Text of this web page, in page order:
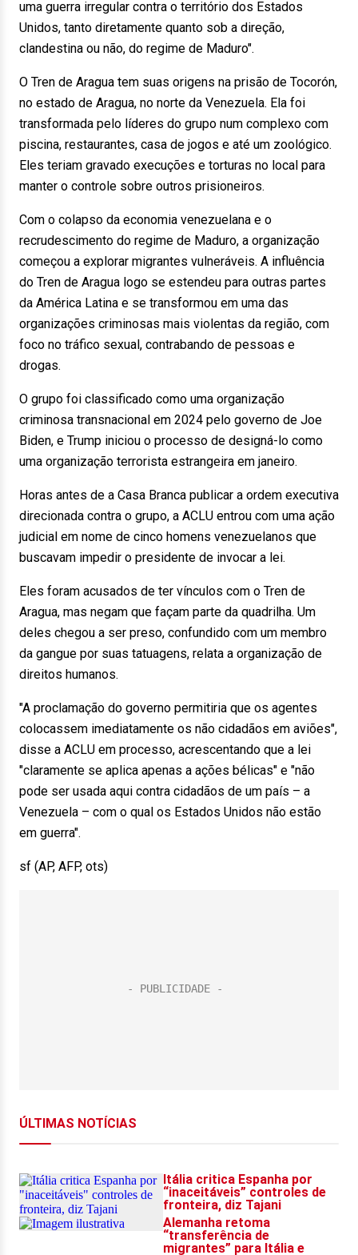
uma guerra irregular contra o território dos Estados
Unidos, tanto diretamente quanto sob a direção,
clandestina ou não, do regime de Maduro".
O Tren de Aragua tem suas origens na prisão de Tocorón,
no estado de Aragua, no norte da Venezuela. Ela foi
transformada pelo líderes do grupo num complexo com
piscina, restaurantes, casa de jogos e até um zoológico.
Eles teriam gravado execuções e torturas no local para
manter o controle sobre outros prisioneiros.
Com o colapso da economia venezuelana e o
recrudescimento do regime de Maduro, a organização
começou a explorar migrantes vulneráveis. A influência
do Tren de Aragua logo se estendeu para outras partes
da América Latina e se transformou em uma das
organizações criminosas mais violentas da região, com
foco no tráfico sexual, contrabando de pessoas e
drogas.
O grupo foi classificado como uma organização
criminosa transnacional em 2024 pelo governo de Joe
Biden, e Trump iniciou o processo de designá-lo como
uma organização terrorista estrangeira em janeiro.
Horas antes de a Casa Branca publicar a ordem executiva
direcionada contra o grupo, a ACLU entrou com uma ação
judicial em nome de cinco homens venezuelanos que
buscavam impedir o presidente de invocar a lei.
Eles foram acusados de ter vínculos com o Tren de
Aragua, mas negam que façam parte da quadrilha. Um
deles chegou a ser preso, confundido com um membro
da gangue por suas tatuagens, relata a organização de
direitos humanos.
"A proclamação do governo permitiria que os agentes
colocassem imediatamente os não cidadãos em aviões",
disse a ACLU em processo, acrescentando que a lei
"claramente se aplica apenas a ações bélicas" e "não
pode ser usada aqui contra cidadãos de um país – a
Venezuela – com o qual os Estados Unidos não estão
em guerra".
sf (AP, AFP, ots)